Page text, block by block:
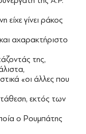
είχε γίνει ράκος
αχαρακτήριστο
της,
«οι άλλες που
εκτός των
ο Ρουμπάτης